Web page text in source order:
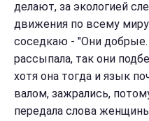
делают, за экологией
движения по всему
соседкаю - "Они
рассыпала, так они
хотя она тогда и язык
валом, зажрались,
передала слова